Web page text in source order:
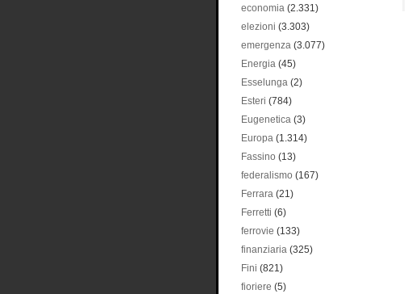
economia (2.331)
elezioni (3.303)
emergenza (3.077)
Energia (45)
Esselunga (2)
Esteri (784)
Eugenetica (3)
Europa (1.314)
Fassino (13)
federalismo (167)
Ferrara (21)
Ferretti (6)
ferrovie (133)
finanziaria (325)
Fini (821)
fioriere (5)